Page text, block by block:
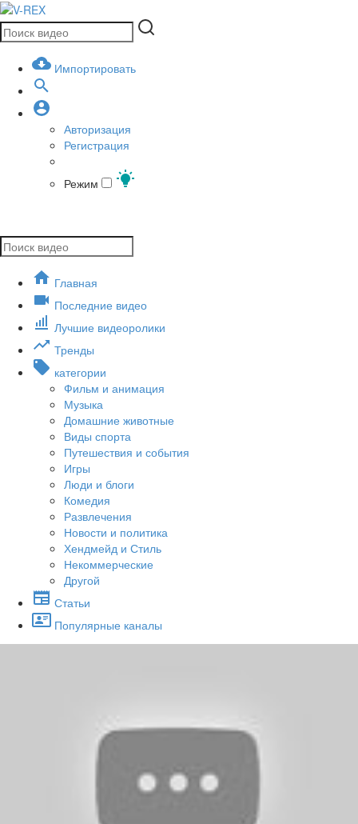
Импортировать
Авторизация
Регистрация
Режим
Главная
Последние видео
Лучшие видеоролики
Тренды
категории
Фильм и анимация
Музыка
Домашние животные
Виды спорта
Путешествия и события
Игры
Люди и блоги
Комедия
Развлечения
Новости и политика
Хендмейд и Стиль
Некоммерческие
Другой
Статьи
Популярные каналы